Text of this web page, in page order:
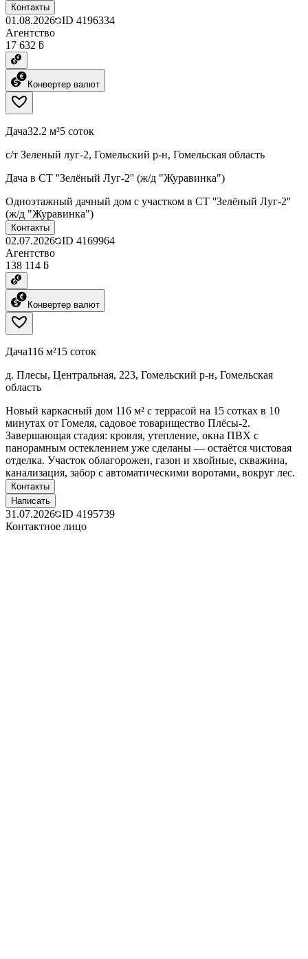
Контакты
01.08.2026 ID 4196334
Агентство
17 632 ƃ
Конвертер валют
Дача32.2 м²5 соток
с/т Зеленый луг-2, Гомельский р-н, Гомельская область
Дача в СТ ''Зелёный Луг-2'' (ж/д "Журавинка")
Одноэтажный дачный дом с участком в СТ ''Зелёный Луг-2''
(ж/д "Журавинка")
Контакты
02.07.2026 ID 4169964
Агентство
138 114 ƃ
Конвертер валют
Дача116 м²15 соток
д. Плесы, Центральная, 223, Гомельский р-н, Гомельская
область
Новый каркасный дом 116 м² с террасой на 15 сотках в 10
минутах от Гомеля, садовое товарищество Плёсы-2.
Завершающая стадия: кровля, утепление, окна ПВХ с
панорамным остеклением уже сделаны — остаётся чистовая
отделка. Участок облагорожен, газон и хвойные, скважина,
канализация, забор с автоматическими воротами, вокруг лес.
Контакты
Написать
31.07.2026 ID 4195739
Контактное лицо